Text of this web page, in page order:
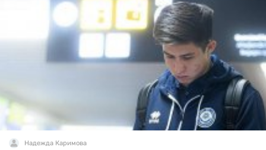
Надежда Каримова